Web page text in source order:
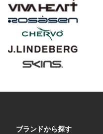
ブランドから探す